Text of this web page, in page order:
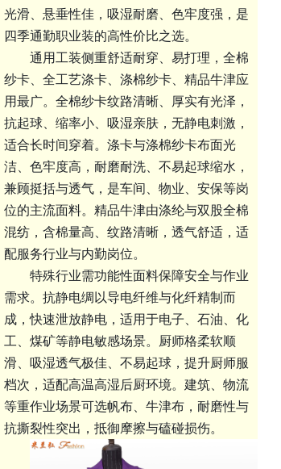
光滑、悬垂性佳，吸湿耐磨、色牢度强，是
四季通勤职业装的高性价比之选。
通用工装侧重舒适耐穿、易打理， 全棉
纱卡、全工艺涤卡、涤棉纱卡、精品牛津应
用最广。全棉纱卡纹路清晰、厚实有光泽，
抗起球、缩率小、吸湿亲肤，无静电刺激，
适合长时间穿着。涤卡与涤棉纱卡布面光
洁、色牢度高，耐磨耐洗、不易起球缩水，
兼顾挺括与透气，是车间、物业、安保等岗
位的主流面料。精品牛津由涤纶与双股全棉
混纺，含棉量高、纹路清晰，透气舒适，适
配服务行业与内勤岗位。
特殊行业需功能性面料保障安全与作业
需求。抗静电绸以导电纤维与化纤精制而
成，快速泄放静电，适用于电子、石油、化
工、煤矿等静电敏感场景。厨师格柔软顺
滑、吸湿透气极佳、不易起球，提升厨师服
档次，适配高温高湿后厨环境。建筑、物流
等重作业场景可选帆布、牛津布，耐磨性与
抗撕裂性突出，抵御摩擦与磕碰损伤。